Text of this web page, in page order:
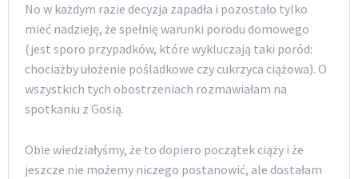
No w każdym razie decyzja zapadła i pozostało tylko
mieć nadzieję, że spełnię warunki porodu domowego
(jest sporo przypadków, które wykluczają taki poród:
chociażby ułożenie pośladkowe czy cukrzyca ciążowa). O
wszystkich tych obostrzeniach rozmawiałam na
spotkaniu z Gosią.
Obie wiedziałyśmy, że to dopiero początek ciąży i że
jeszcze nie możemy niczego postanowić, ale dostałam